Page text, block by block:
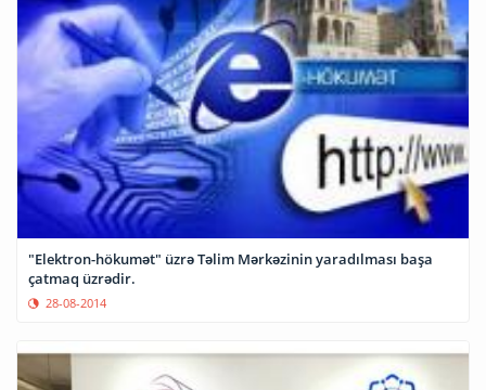
"Elektron-hökumət" üzrə Təlim Mərkəzinin yaradılması başa
çatmaq üzrədir.
28-08-2014